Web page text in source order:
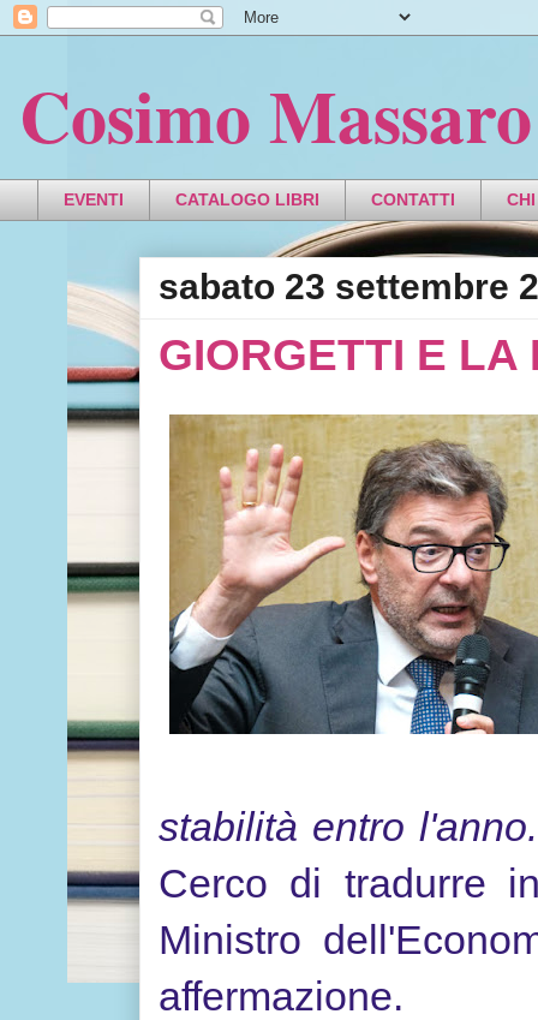
Cosimo Massaro
EVENTI CATALOGO LIBRI CONTATTI
sabato 23 settembre
GIORGETTI E LA
stabilità entro
Cerco di tradurre
Ministro
affermazione.